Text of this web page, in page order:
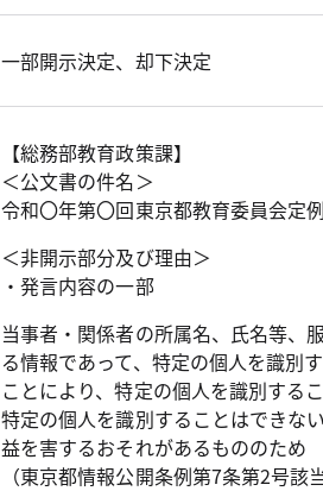
一部開示決定、却下決定
【総務部教育政策課】
＜公文書の件名＞
令和〇年第〇回東京都教育委員会定
＜非開示部分及び理由＞
・発言内容の一部
当事者・関係者の所属名、氏名等、
る情報であって、特定の個人を識別
ことにより、特定の個人を識別する
特定の個人を識別することはできな
益を害するおそれがあるもののため
（東京都情報公開条例第7条第2号該